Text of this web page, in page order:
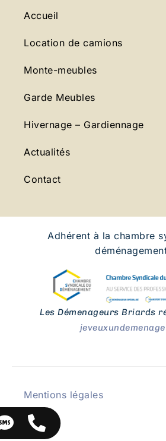
Accueil
Location de camions
Monte-meubles
Garde Meubles
Hivernage – Gardiennage
Actualités
Contact
Adhérent à la chambre
Les Démenageurs Briards
Mentions légales